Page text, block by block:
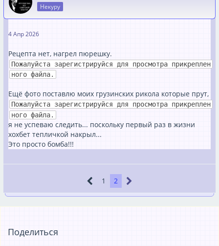
Некуру
4 Апр 2026
Рецепта нет, нагрел пюрешку.
Пожалуйста зарегистрируйся для просмотра прикреплен
ного файла.
Ещё фото поставлю моих грузинских рикола которые прут,
Пожалуйста зарегистрируйся для просмотра прикреплен
ного файла.
я не успеваю следить... поскольку первый раз в жизни
хохбет тепличкой накрыл...
Это просто бомба!!!
1 2
Поделиться